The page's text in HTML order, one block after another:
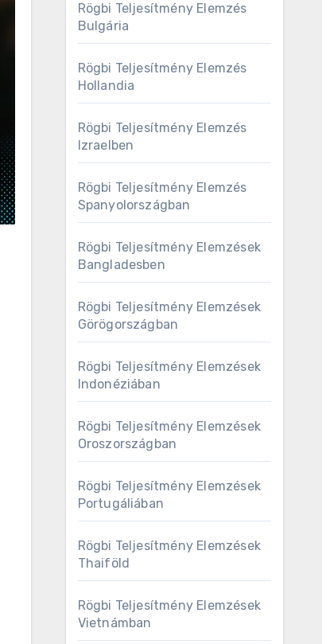
Rögbi Teljesítmény Elemzés
Bulgária
Rögbi Teljesítmény Elemzés
Hollandia
Rögbi Teljesítmény Elemzés
Izraelben
Rögbi Teljesítmény Elemzés
Spanyolországban
Rögbi Teljesítmény Elemzések
Bangladesben
Rögbi Teljesítmény Elemzések
Görögországban
Rögbi Teljesítmény Elemzések
Indonéziában
Rögbi Teljesítmény Elemzések
Oroszországban
Rögbi Teljesítmény Elemzések
Portugáliában
Rögbi Teljesítmény Elemzések
Thaiföld
Rögbi Teljesítmény Elemzések
Vietnámban